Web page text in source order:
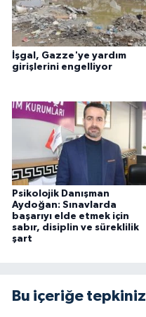
İşgal, Gazze'ye yardım
girişlerini engelliyor
Psikolojik Danışman
Aydoğan: Sınavlarda
başarıyı elde etmek için
sabır, disiplin ve süreklilik
şart
Bu içeriğe tepkiniz